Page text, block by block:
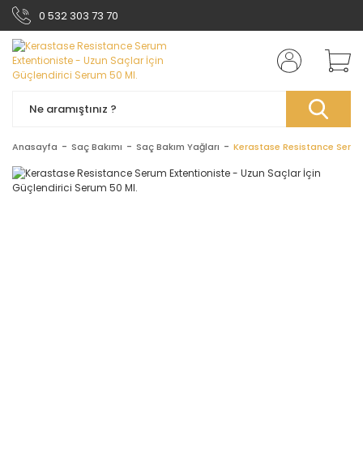
0 532 303 73 70
Anasayfa Saç Bakımı Saç Bakım Yağları Kerastase Resistance